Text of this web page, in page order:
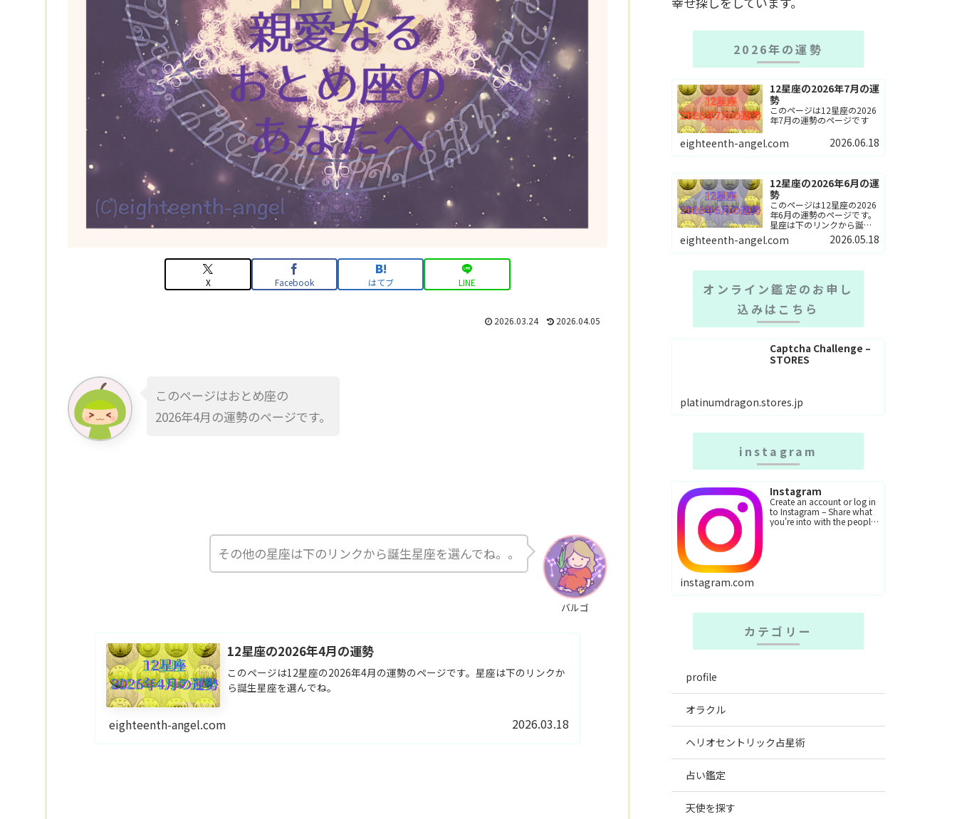
X Facebook はてブ LINE
2026.03.24 2026.04.05
このページはおとめ座の
2026年4月の運勢のページです。
バルゴ
その他の星座は下のリンクから誕生星座を選んでね。。
12星座の2026年4月の運勢
このページは12星座の2026年4月の運勢のページです。星座は下のリンクか
ら誕生星座を選んでね。
eighteenth-angel.com 2026.03.18
2026年の運勢
12星座の2026年7月の運
勢
このページは12星座の2026
年7月の運勢のページです
eighteenth-angel.com 2026.06.18
12星座の2026年6月の運
勢
このページは12星座の2026
年6月の運勢のページです。
星座は下のリンクから誕生
星座を選んでね。
eighteenth-angel.com 2026.05.18
オンライン鑑定のお申し
込みはこちら
Captcha Challenge –
STORES
platinumdragon.stores.jp
instagram
Instagram
Create an account or log in
to Instagram – Share what
you're into with the people
instagram.com
カテゴリー
profile
オラクル
ヘリオセントリック占星術
占い鑑定
天使を探す